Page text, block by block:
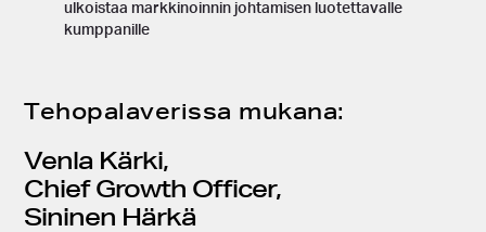
ulkoistaa markkinoinnin johtamisen luotettavalle
kumppanille
Tehopalaverissa mukana:
Venla Kärki,
Chief Growth Officer,
Sininen Härkä